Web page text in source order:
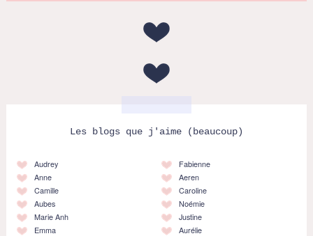
Les blogs que j'aime (beaucoup)
Audrey
Anne
Camille
Aubes
Marie Anh
Emma
Fabienne
Aeren
Caroline
Noémie
Justine
Aurélie